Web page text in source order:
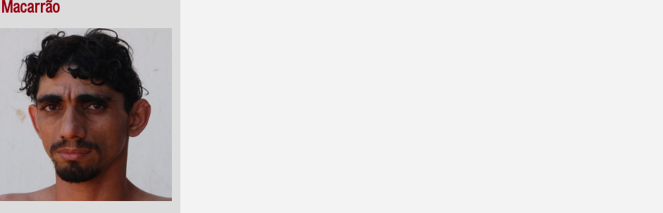
Macarrão